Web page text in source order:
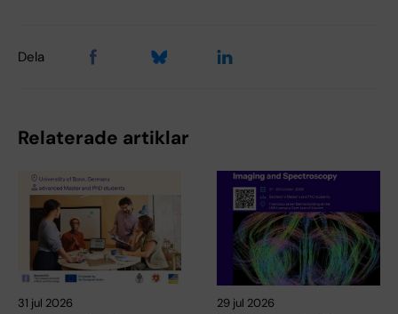
Dela
Relaterade artiklar
31 jul 2026 29 jul 2026